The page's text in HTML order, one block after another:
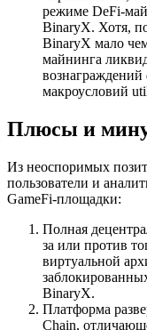
режиме DeFi-
BinaryX. Хотя,
BinaryX мало
майнинга
вознаграждений
макроусловий
Плюсы и
Из неоспоримых
пользователи и
GameFi-площадки:
Полная
за или против
виртуальной
BinaryX.
Платформа
Chain,